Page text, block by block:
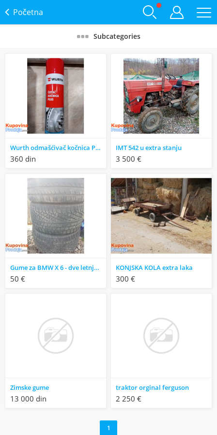
Početna
Subcategories
Wurth odmašćivač kočnica Plus
360 din
IMT 542 u extra stanju
3 500 €
Gume za BMW X 6 - dve letnje i dve zimske
50 €
KONJSKA KOLA extra laka
300 €
Zimske gume
13 000 din
traktor orginal ferguson
2 250 €
1